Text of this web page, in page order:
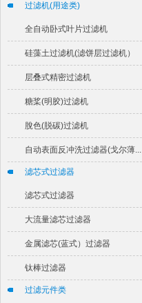
过滤机(用途类)
全自动卧式叶片过滤机
硅藻土过滤机(滤饼层过滤机）
层叠式精密过滤机
糖桨(明胶)过滤机
脫色(脱碳)过滤机
自动表面反冲洗过滤器(戈尔薄...
滤芯式过滤器
滤芯式过滤器
大流量滤芯过滤器
金属滤芯(蓝式）过滤器
钛棒过滤器
过滤元件类